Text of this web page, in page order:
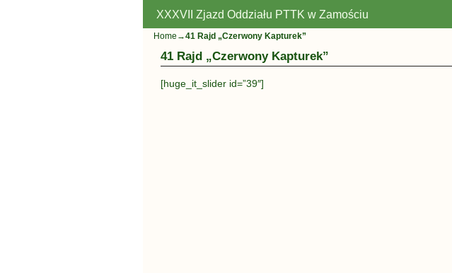
XXXVII Zjazd Oddziału PTTK w Zamościu
Home →41 Rajd „Czerwony Kapturek”
41 Rajd „Czerwony Kapturek”
[huge_it_slider id=”39″]